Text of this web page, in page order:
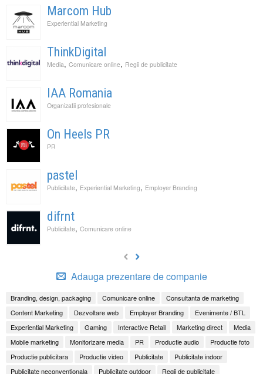
Marcom Hub
Experiential Marketing
ThinkDigital
Media, Comunicare online, Regii de publicitate
IAA Romania
Organizatii profesionale
On Heels PR
PR
pastel
Publicitate, Experiential Marketing, Employer Branding
difrnt
Publicitate, Comunicare online
Adauga prezentare de companie
Branding, design, packaging Comunicare online
Consultanta de marketing
Content Marketing
Dezvoltare web Employer Branding
Evenimente / BTL
Experiential Marketing
Gaming Interactive Retail Marketing direct
Media
Mobile marketing
Monitorizare media PR Productie audio
Productie foto
Productie publicitara
Productie video Publicitate
Publicitate indoor
Publicitate neconventionala
Publicitate outdoor Regii de publicitate